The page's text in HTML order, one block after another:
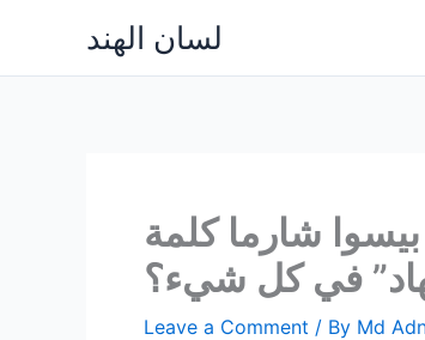
content
لسان الهند
بيسوا شارما كلمة
في كل شيء؟
Leave a Comment / By Md